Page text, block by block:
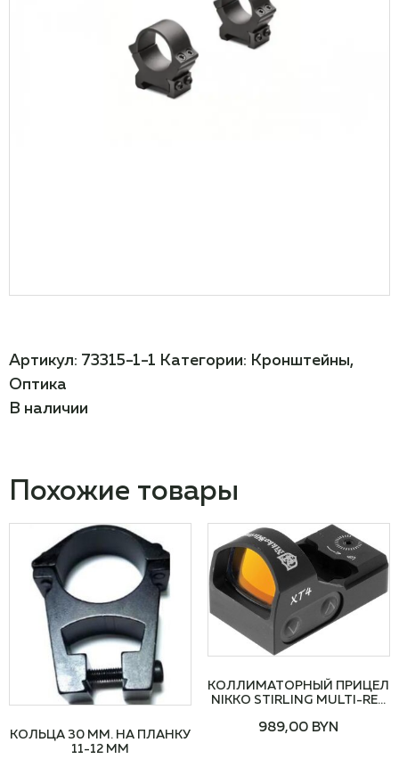
Артикул: 73315-1-1 Категории: Кронштейны,
Оптика
В наличии
Похожие товары
КОЛЬЦА 30 ММ. НА ПЛАНКУ
11-12 ММ
КОЛЛИМАТОРНЫЙ ПРИЦЕЛ
NIKKO STIRLING MULTI-RED
989,00 BYN